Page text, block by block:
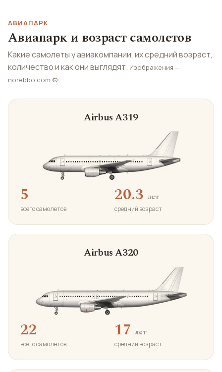
АВИАПАРК
Авиапарк и возраст самолетов
Какие самолеты у авиакомпании, их средний возраст,
количество и как они выглядят. Изображения —
norebbo.com ©
Airbus A319
5
всего самолетов
20.3 лет
средний возраст
Airbus A320
22
всего самолетов
17 лет
средний возраст